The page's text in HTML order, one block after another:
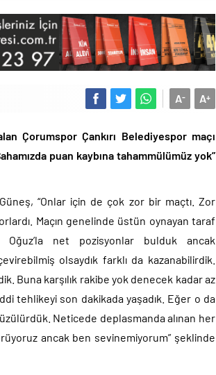
A+
A-
Çorumspor Çankırı Belediyespor maçı
puan kaybına tahammülümüz yok”
“Onlar için de çok zor bir maçtı. Zor
Maçın genelinde üstün oynayan taraf
net pozisyonlar bulduk ancak
olsaydık farklı da kazanabilirdik.
Buna karşılık rakibe yok denecek kadar az
tehlikeyi son dakikada yaşadık. Eğer o da
Neticede deplasmanda alınan her
ancak ben sevinemiyorum” şeklinde